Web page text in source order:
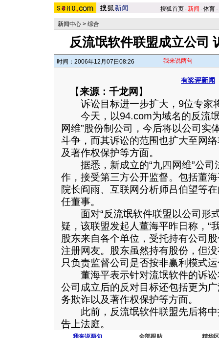
搜狐首页-新闻 -体育-
新闻中心 > 综合
反流氓软件联盟成立公司
时间：2006年12月07日08:26 我来说两句
有奖评新闻
【来源：千龙网 】
诉讼目标进一步扩大，9位专家
今天，以94.com为域名的反流氓
网维”股份制公司，今后将以公司实
斗争，而其诉讼的范围也扩大至网
及著作权保护等方面。
据悉，新成立的“九四网维”公司
作，接受第三方公开监督。包括董
院长阎雨、互联网分析师吕伯望等
任董事。
面对“反流氓软件联盟以公司形
疑，该联盟发起人董海平昨日称，“
股东来自各个单位，受托持有公司
注册网友。股东虽然持有股份，但
只负责监督公司是否按非赢利模式运
董海平表示针对流氓软件的诉讼
公司成立后的反对目标还包括更为
务欺诈以及著作权保护等方面。
此前，反流氓软件联盟先后将中
告上法庭。
我来说两句 全部跟贴 精华区